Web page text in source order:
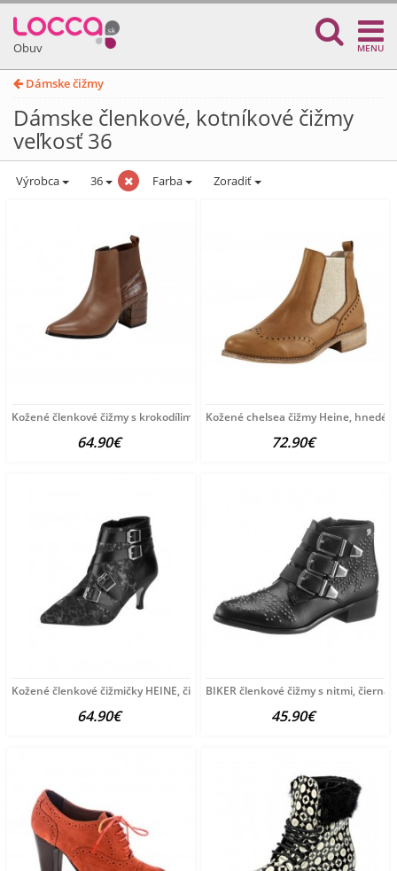
Obuv MENU
Dámske čižmy
Dámske členkové, kotníkové čižmy
veľkosť 36
Výrobca 36 Farba Zoradiť
Kožené členkové čižmy s krokodílimi vsadkami Heine,
64.90€
Kožené chelsea čižmy Heine, hnedé
72.90€
Kožené členkové čižmičky HEINE, čierna
64.90€
BIKER členkové čižmy s nitmi, čierna
45.90€